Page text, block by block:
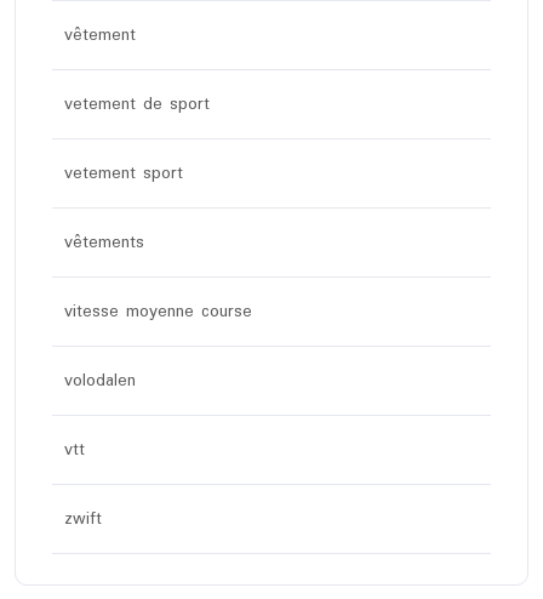
vêtement
vetement de sport
vetement sport
vêtements
vitesse moyenne course
volodalen
vtt
zwift